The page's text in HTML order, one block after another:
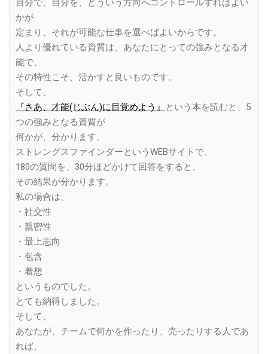
自分で、自分を、どういう方向へコントロールすればよい
かが
定まり、それが可能な仕事を選べばよいからです。
人より優れている資質は、あなたにとっての強みとなる才
能で、
その特性こそ、活かすと良いものです。
そして、
『さあ、才能(じぶん)に目覚めよう』
という本を読むと、5
つの強みとなる資質が
何かが、分かります。
ストレングスファインダーというWEBサイトで、
180の質問を、30分ほどかけて回答をすると、
その結果が分かります。
私の場合は、
・社交性
・親密性
・最上志向
・包含
・着想
というものでした。
とても納得しました。
そして、
あなたが、チームで何かを作ったり、売ったりする人であ
れば、